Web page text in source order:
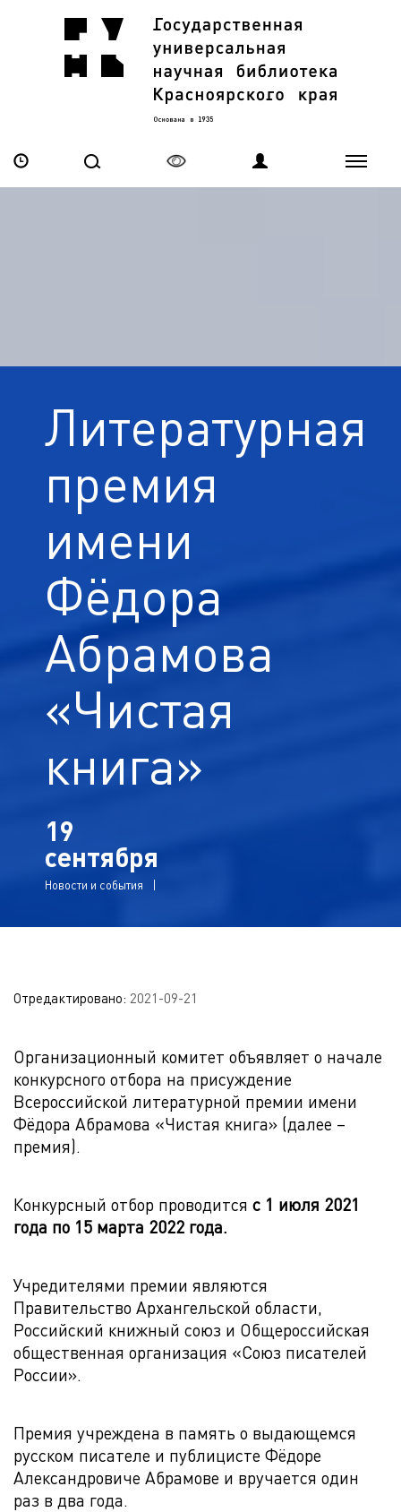
Литературная
премия
имени
Фёдора
Абрамова
«Чистая
книга»
19
сентября
Новости и события
Отредактировано: 2021-09-21
Организационный комитет объявляет о начале
конкурсного отбора на присуждение
Всероссийской литературной премии имени
Фёдора Абрамова «Чистая книга» (далее –
премия).
Конкурсный отбор проводится с 1 июля 2021
года по 15 марта 2022 года.
Учредителями премии являются
Правительство Архангельской области,
Российский книжный союз и Общероссийская
общественная организация «Союз писателей
России».
Премия учреждена в память о выдающемся
русском писателе и публицисте Фёдоре
Александровиче Абрамове и вручается один
раз в два года.